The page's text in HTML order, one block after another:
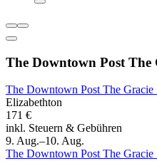
The Downtown Post The
The Downtown Post The Gracie
Elizabethton
171 €
inkl. Steuern & Gebühren
9. Aug.–10. Aug.
The Downtown Post The Gracie